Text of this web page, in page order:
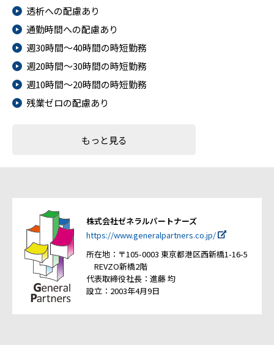
透析への配慮あり
通勤時間への配慮あり
週30時間～40時間の時短勤務
週20時間～30時間の時短勤務
週10時間～20時間の時短勤務
残業ゼロの配慮あり
もっと見る
株式会社ゼネラルパートナーズ
https://www.generalpartners.co.jp/
所在地：〒105-0003 東京都港区西新橋1-16-5
REVZO新橋2階
代表取締役社長：進藤 均
設立：2003年4月9日